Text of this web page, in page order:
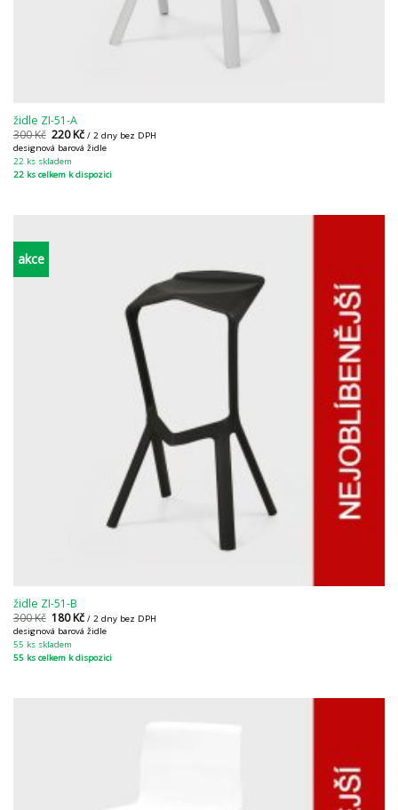
židle ZI-51-A
300Kč 220Kč / 2 dny bez DPH
designová barová židle
22 ks skladem
22 ks celkem k dispozici
akce
židle ZI-51-B
300Kč 180Kč / 2 dny bez DPH
designová barová židle
55 ks skladem
55 ks celkem k dispozici